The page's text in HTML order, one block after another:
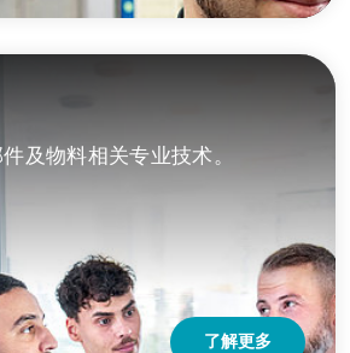
及物料相关专业技术。
了解更多